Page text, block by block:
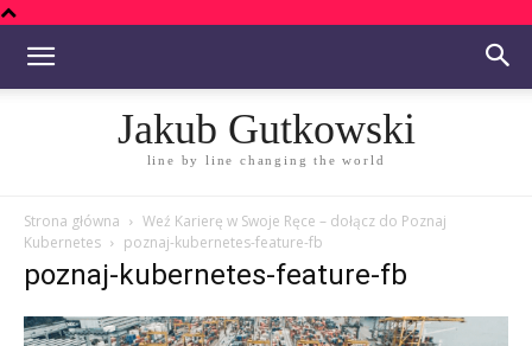
Jakub Gutkowski
line by line changing the world
Strona główna
Weź Karierę w Swoje Ręce – dołącz do Poznaj
Kubernetes
poznaj-kubernetes-feature-fb
poznaj-kubernetes-feature-fb